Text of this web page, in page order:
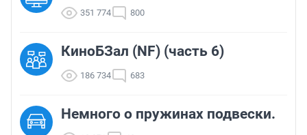
351 774 800
КиноБЗал (NF) (часть 6)
186 734 683
Немного о пружинах подвески.